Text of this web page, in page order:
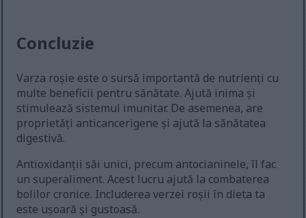
Concluzie
Varza roșie este o sursă importantă de nutrienți cu
multe beneficii pentru sănătate. Ajută inima și
stimulează sistemul imunitar. De asemenea, are
proprietăți anticancerigene și ajută la sănătatea
digestivă.
Antioxidanții săi unici, precum antocianinele, îl fac
un superaliment. Acest lucru ajută la combaterea
bolilor cronice. Includerea verzei roșii în dieta ta
este ușoară și gustoasă.